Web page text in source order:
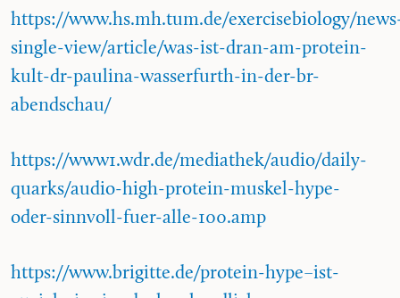
https://www.hs.mh.tum.de/exercisebiology/
single-view/article/was-ist-dran-am-protein-
kult-dr-paulina-wasserfurth-in-der-br-
abendschau/
https://www1.wdr.de/mediathek/audio/daily-
quarks/audio-high-protein-muskel-hype-
oder-sinnvoll-fuer-alle-100.amp
https://www.brigitte.de/protein-hype–ist-